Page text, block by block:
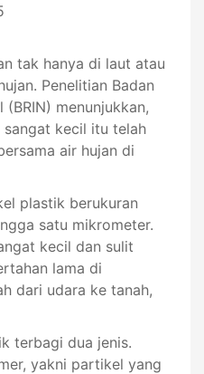
tak hanya di laut atau
Penelitian Badan
menunjukkan,
kecil itu telah
air hujan di
plastik berukuran
satu mikrometer.
kecil dan sulit
lama di
dari udara ke tanah,
terbagi dua jenis.
yakni partikel yang